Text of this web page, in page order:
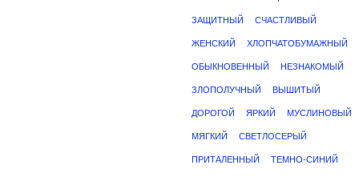
ЗАЩИТНЫЙ СЧАСТЛИВЫЙ
ЖЕНСКИЙ ХЛОПЧАТОБУМАЖНЫЙ
ОБЫКНОВЕННЫЙ НЕЗНАКОМЫЙ
ЗЛОПОЛУЧНЫЙ ВЫШИТЫЙ
ДОРОГОЙ ЯРКИЙ МУСЛИНОВЫЙ
МЯГКИЙ СВЕТЛОСЕРЫЙ
ПРИТАЛЕННЫЙ ТЕМНО-СИНИЙ